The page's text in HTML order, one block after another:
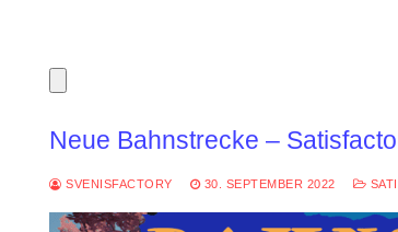
Neue Bahnstrecke –
SVENISFACTORY 30. SEPTEMBER 2022